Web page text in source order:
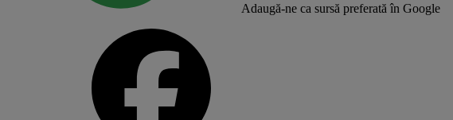
Adaugă-ne ca sursă preferată în Google